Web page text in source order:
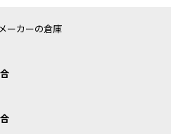
ーカーの倉庫